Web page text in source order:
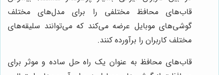
قاب‌های محافظ مختلفی را برای مدل‌های مختلف
گوشی‌های موبایل عرضه می‌کند که می‌توانند سلیقه‌های
مختلف کاربران را برآورده کنند.
قاب‌های محافظ به عنوان یک راه حل ساده و موثر برای